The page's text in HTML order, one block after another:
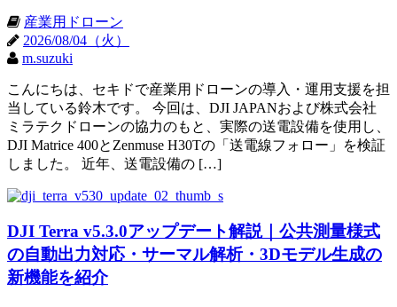
産業用ドローン
2026/08/04（火）
m.suzuki
こんにちは、セキドで産業用ドローンの導入・運用支援を担
当している鈴木です。 今回は、DJI JAPANおよび株式会社
ミラテクドローンの協力のもと、実際の送電設備を使用し、
DJI Matrice 400とZenmuse H30Tの「送電線フォロー」を検証
しました。 近年、送電設備の […]
DJI Terra v5.3.0アップデート解説｜公共測量様式
の自動出力対応・サーマル解析・3Dモデル生成の
新機能を紹介